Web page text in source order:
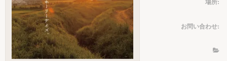
お問い合わせ: